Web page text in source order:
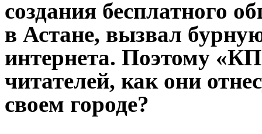
создания бесплатного
в Астане, вызвал
интернета. Поэтому
читателей, как они
своем городе?